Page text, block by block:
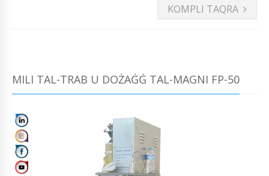
KOMPLI TAQRA
MILI TAL-TRAB U DOŻAĠĠ TAL-MAGNI FP-50